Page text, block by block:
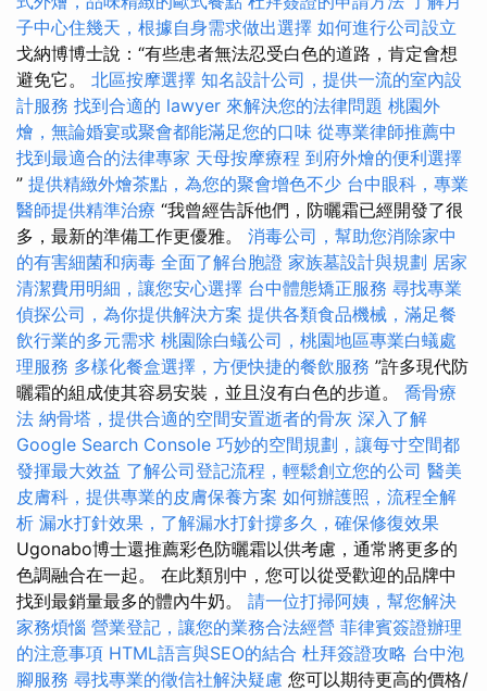
子中心住幾天，根據自身需求做出選擇 如何進行公司設立
戈納博博士說：“有些患者無法忍受白色的道路，肯定會想
避免它。 北區按摩選擇 知名設計公司，提供一流的室內設
計服務 找到合適的 lawyer 來解決您的法律問題 桃園外
燴，無論婚宴或聚會都能滿足您的口味 從專業律師推薦中
找到最適合的法律專家 天母按摩療程 到府外燴的便利選擇
” 提供精緻外燴茶點，為您的聚會增色不少 台中眼科，專業
醫師提供精準治療 “我曾經告訴他們，防曬霜已經開發了很
多，最新的準備工作更優雅。 消毒公司，幫助您消除家中
的有害細菌和病毒 全面了解台胞證 家族墓設計與規劃 居家
清潔費用明細，讓您安心選擇 台中體態矯正服務 尋找專業
偵探公司，為你提供解決方案 提供各類食品機械，滿足餐
飲行業的多元需求 桃園除白蟻公司，桃園地區專業白蟻處
理服務 多樣化餐盒選擇，方便快捷的餐飲服務 ”許多現代防
曬霜的組成使其容易安裝，並且沒有白色的步道。 喬骨療
法 納骨塔，提供合適的空間安置逝者的骨灰 深入了解
Google Search Console 巧妙的空間規劃，讓每寸空間都
發揮最大效益 了解公司登記流程，輕鬆創立您的公司 醫美
皮膚科，提供專業的皮膚保養方案 如何辦護照，流程全解
析 漏水打針效果，了解漏水打針撐多久，確保修復效果
Ugonabo博士還推薦彩色防曬霜以供考慮，通常將更多的
色調融合在一起。 在此類別中，您可以從受歡迎的品牌中
找到最銷量最多的體內牛奶。 請一位打掃阿姨，幫您解決
家務煩惱 營業登記，讓您的業務合法經營 菲律賓簽證辦理
的注意事項 HTML語言與SEO的結合 杜拜簽證攻略 台中泡
腳服務 尋找專業的徵信社解決疑慮 您可以期待更高的價格/